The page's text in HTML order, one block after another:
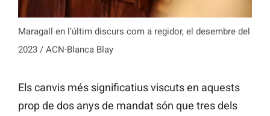
Maragall en l’últim discurs com a regidor, el desembre del
2023 / ACN-Blanca Blay
Els canvis més significatius viscuts en aquests
prop de dos anys de mandat són que tres dels